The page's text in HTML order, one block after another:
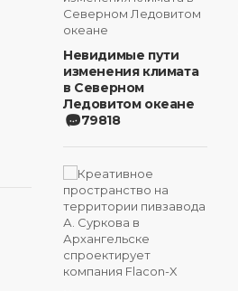
Невидимые пути
изменения климата
в Северном
Ледовитом океане
79818